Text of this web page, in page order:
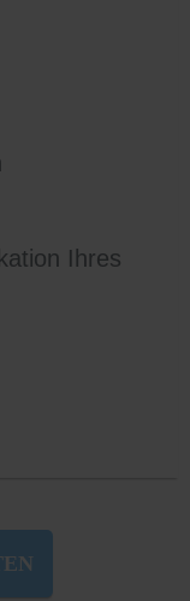
Ihres